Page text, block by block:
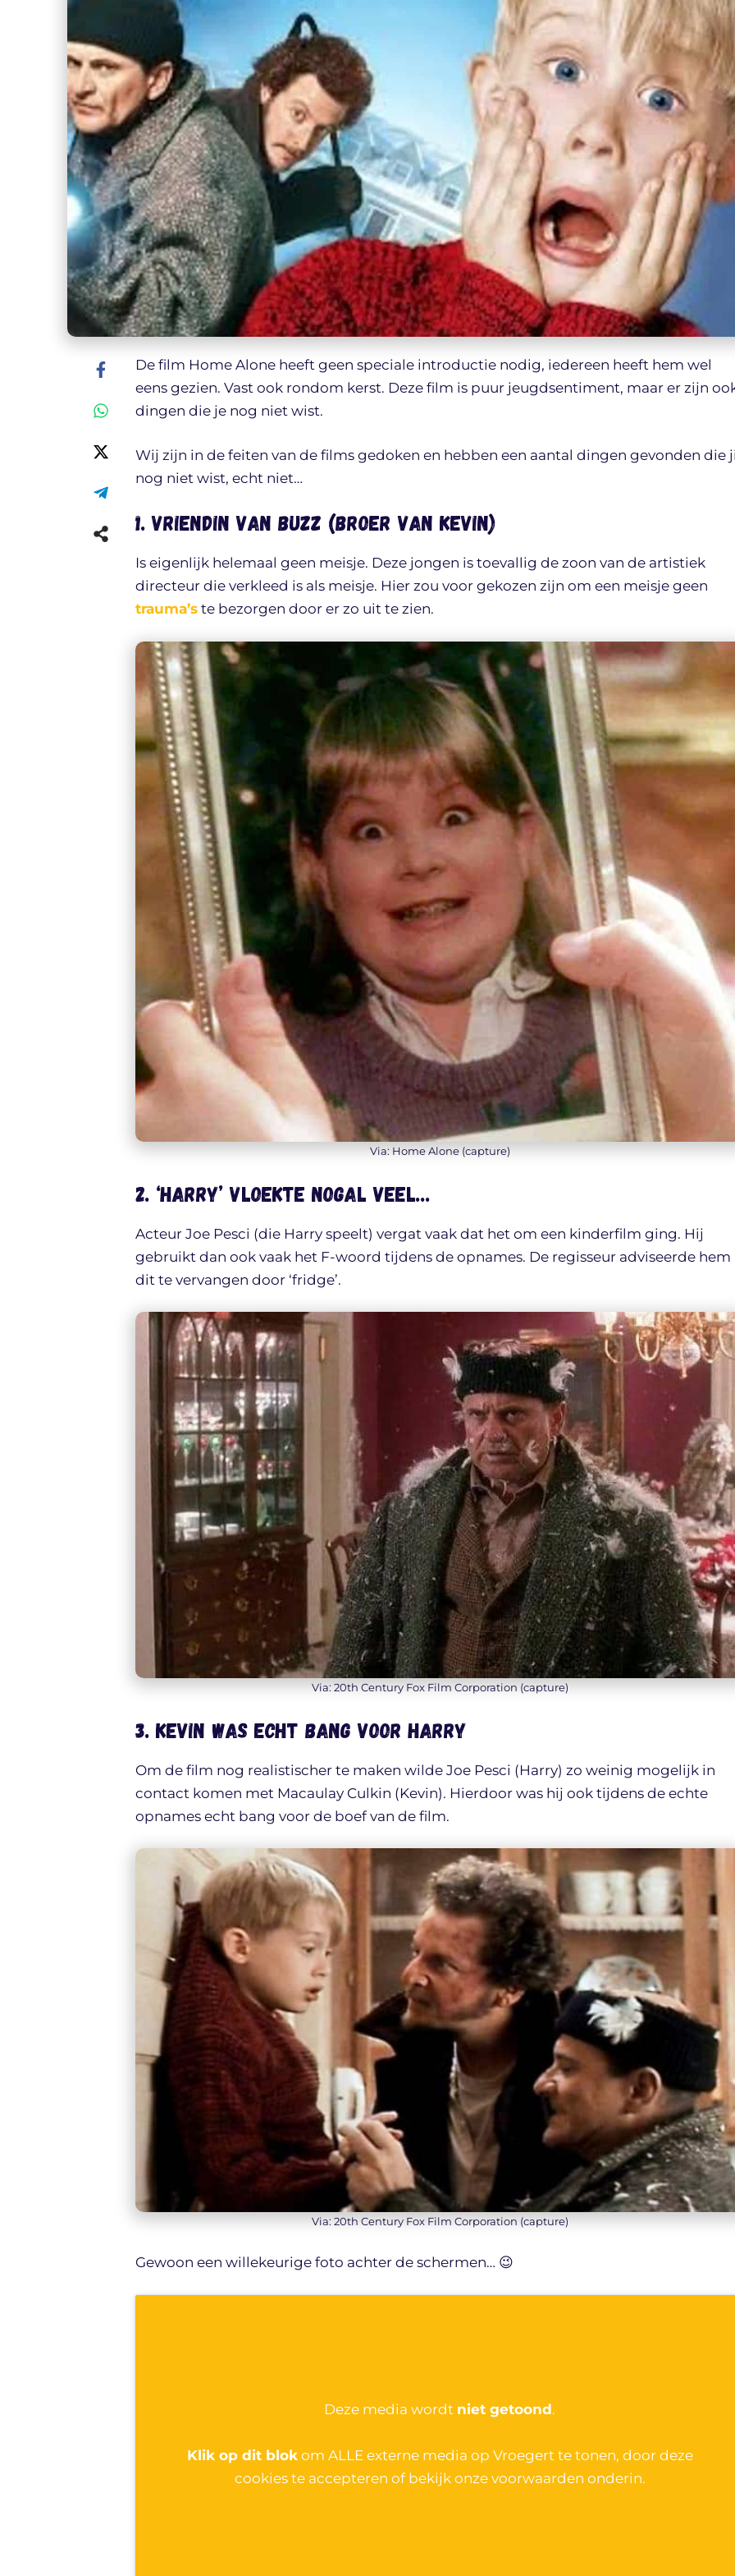
De film Home Alone heeft geen speciale introductie nodig, iedereen heeft hem wel
eens gezien. Vast ook rondom kerst. Deze film is puur jeugdsentiment, maar er zijn
dingen die je nog niet wist.
Wij zijn in de feiten van de films gedoken en hebben een aantal dingen gevonden die
nog niet wist, echt niet…
1. Vriendin van Buzz (broer van Kevin)
Is eigenlijk helemaal geen meisje. Deze jongen is toevallig de zoon van de artistiek
directeur die verkleed is als meisje. Hier zou voor gekozen zijn om een meisje geen
trauma’ste bezorgen door er zo uit te zien.
Via: Home Alone (capture)
2. ‘Harry’ vloekte nogal veel…
Acteur Joe Pesci (die Harry speelt) vergat vaak dat het om een kinderfilm ging. Hij
gebruikt dan ook vaak het F-woord tijdens de opnames. De regisseur adviseerde hem
dit te vervangen door ‘fridge’.
Via: 20th Century Fox Film Corporation (capture)
3. Kevin was ECHT bang voor Harry
Om de film nog realistischer te maken wilde Joe Pesci (Harry) zo weinig mogelijk in
contact komen met Macaulay Culkin (Kevin). Hierdoor was hij ook tijdens de echte
opnames echt bang voor de boef van de film.
Via: 20th Century Fox Film Corporation (capture)
Gewoon een willekeurige foto achter de schermen… 😉
Deze media wordt niet getoond.
Klik op dit blokom ALLE externe media op Vroegert te tonen, door deze
cookies te accepteren of bekijk onze voorwaarden onderin.